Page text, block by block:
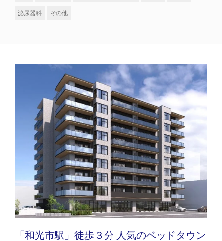
泌尿器科 その他
「和光市駅」徒歩３分 人気のベッドタウン